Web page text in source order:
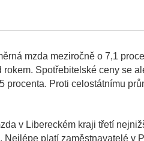
mzda meziročně o 7,1
Spotřebitelské ceny se
procenta. Proti celostátnímu
v Libereckém kraji třetí
platí zaměstnavatelé v